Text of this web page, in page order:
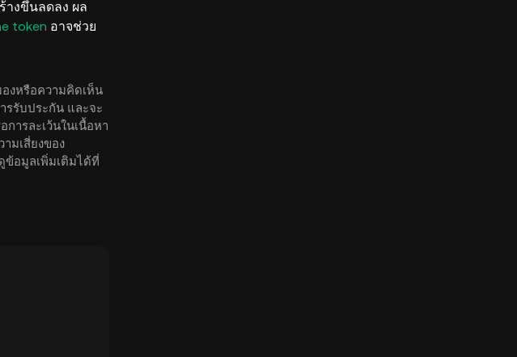
างขึ้นลดลง ผล
token อาจช่วย
งหรือความคิดเห็น
รรับประกัน และจะ
ารละเว้นในเนื้อหา
มเสี่ยงของ
อมูลเพิ่มเติมได้ที่